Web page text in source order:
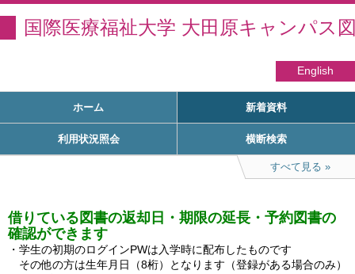
国際医療福祉大学 大田原キャンパス
English
ホーム 新着資料
利用状況照会 横断検索
すべて見る
借りている図書の返却日・期限の延長・予約図書の
確認ができます
・学生の初期のログインPWは入学時に配布したものです
その他の方は生年月日（8桁）となります（登録がある場合のみ）